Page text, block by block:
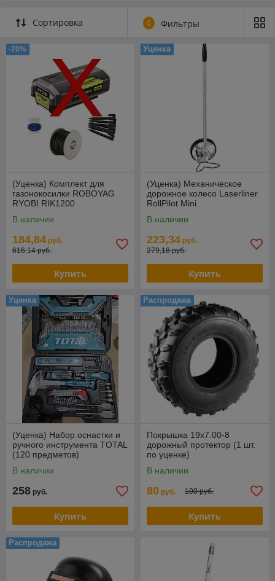
Сортировка 0 Фильтры
-70%
(Уценка) Комплект для
газонокосилки ROBOYAG
RYOBI RIK1200
В наличии
184,84 руб.
616,14 руб.
Купить
Уценка
(Уценка) Механическое
дорожное колесо Laserliner
RollPilot Mini
В наличии
223,34 руб.
279,18 руб.
Купить
Уценка
(Уценка) Набор оснастки и
ручного инструмента TOTAL
(120 предметов)
В наличии
258 руб.
Купить
Распродажа
Покрышка 19х7.00-8
дорожный протектор (1 шт.
по уценке)
В наличии
80 руб. 100 руб.
Купить
Распродажа